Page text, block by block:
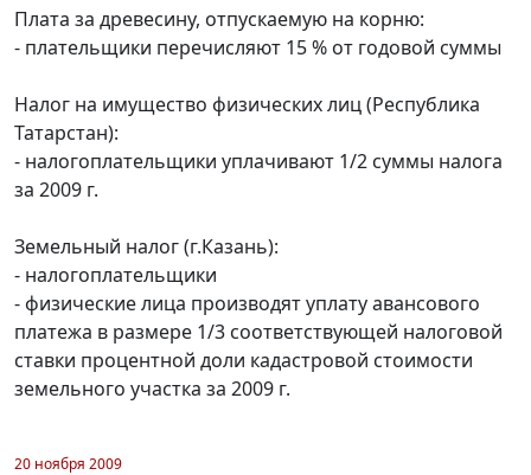
Плата за древесину, отпускаемую на корню:
- плательщики перечисляют 15 % от годовой суммы
Налог на имущество физических лиц (Республика
Татарстан):
- налогоплательщики уплачивают 1/2 суммы налога
за 2009 г.
Земельный налог (г.Казань):
- налогоплательщики
- физические лица производят уплату авансового
платежа в размере 1/3 соответствующей налоговой
ставки процентной доли кадастровой стоимости
земельного участка за 2009 г.
20 ноября 2009